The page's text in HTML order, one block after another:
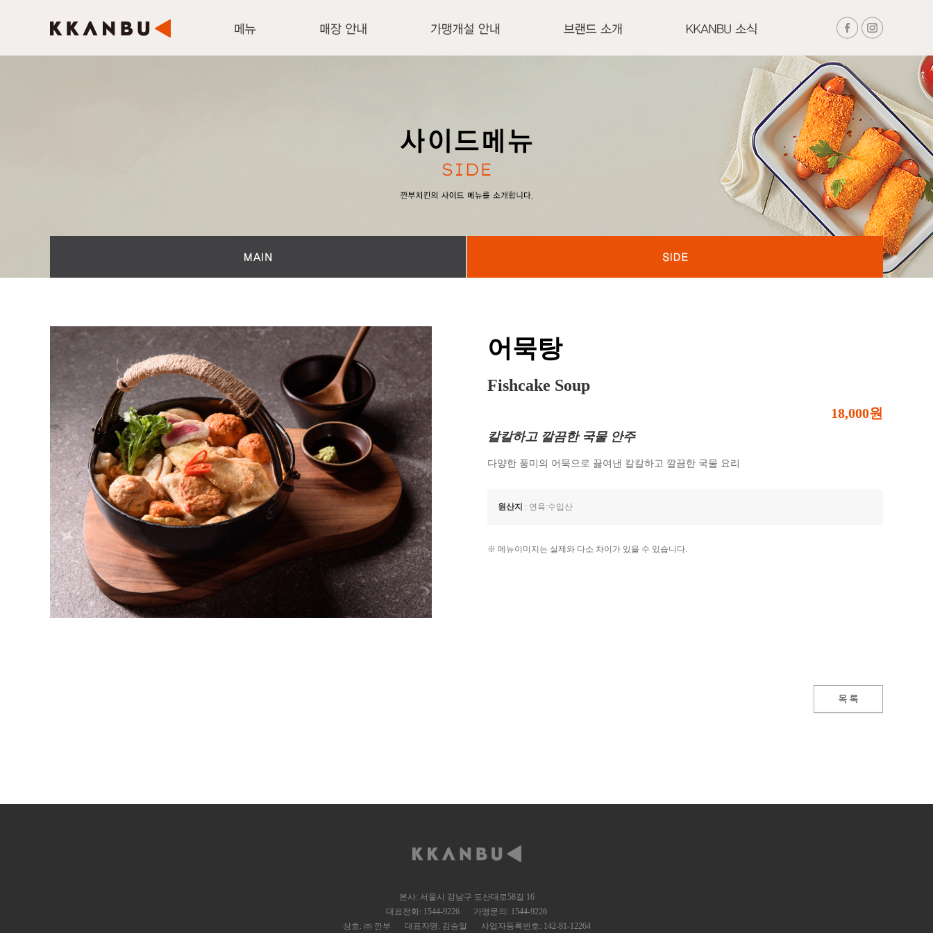
어묵탕
Fishcake Soup
18,000원
칼칼하고 깔끔한 국물 안주
다양한 풍미의 어묵으로 끓여낸 칼칼하고 깔끔한 국물 요리
원산지 : 연육:수입산
※ 메뉴이미지는 실제와 다소 차이가 있을 수 있습니다.
본사: 서울시 강남구 도산대로58길 16
대표전화: 1544-9226
가맹문의: 1544-9226
상호: ㈜ 깐부
대표자명: 김승일 사업자등록번호: 142-81-12264